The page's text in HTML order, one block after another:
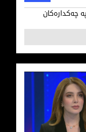
چه‌كداره‌كان